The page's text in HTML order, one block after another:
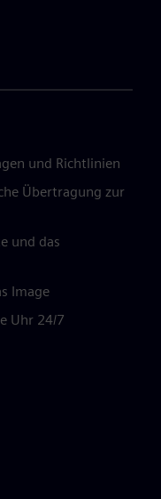
und Richtlinien
Übertragung zur
und das
Image
Uhr 24/7